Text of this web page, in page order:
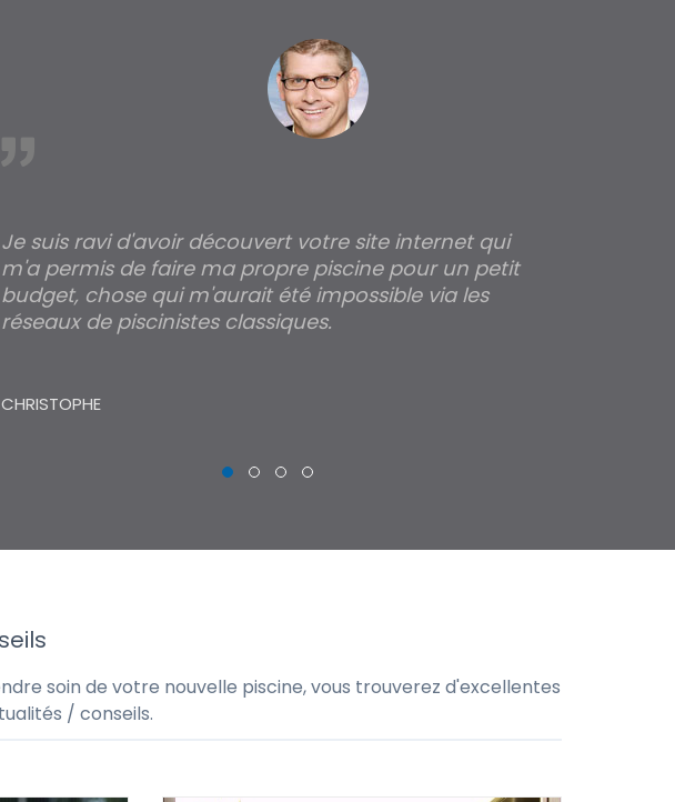
Je suis ravi d'avoir découvert votre site internet qui
m'a permis de faire ma propre piscine pour un petit
budget, chose qui m'aurait été impossible via les
réseaux de piscinistes classiques.
CHRISTOPHE
soin de votre nouvelle piscine, vous trouverez d'excellentes
/ conseils.